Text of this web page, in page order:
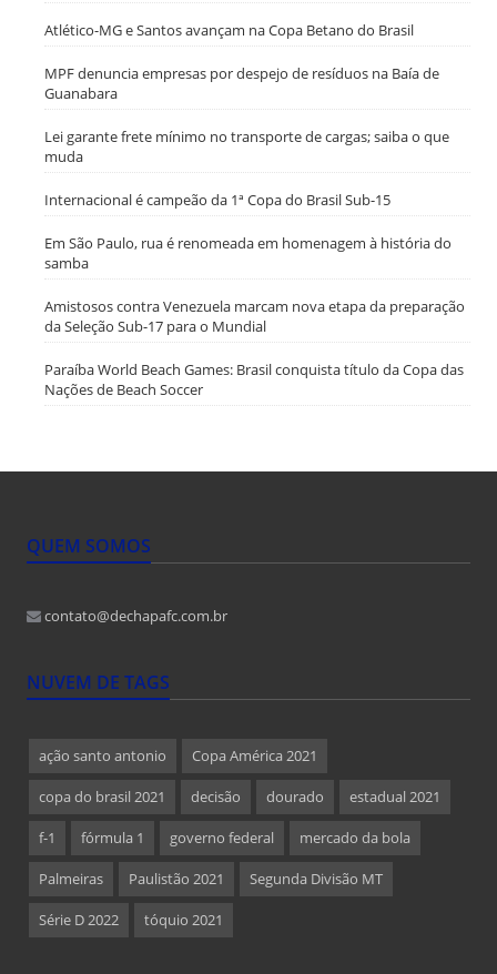
Atlético-MG e Santos avançam na Copa Betano do Brasil
MPF denuncia empresas por despejo de resíduos na Baía de
Guanabara
Lei garante frete mínimo no transporte de cargas; saiba o que
muda
Internacional é campeão da 1ª Copa do Brasil Sub-15
Em São Paulo, rua é renomeada em homenagem à história do
samba
Amistosos contra Venezuela marcam nova etapa da preparação
da Seleção Sub-17 para o Mundial
Paraíba World Beach Games: Brasil conquista título da Copa das
Nações de Beach Soccer
QUEM SOMOS
contato@dechapafc.com.br
NUVEM DE TAGS
ação santo antonio Copa América 2021
copa do brasil 2021 decisão dourado estadual 2021
f-1 fórmula 1 governo federal mercado da bola
Palmeiras Paulistão 2021 Segunda Divisão MT
Série D 2022 tóquio 2021